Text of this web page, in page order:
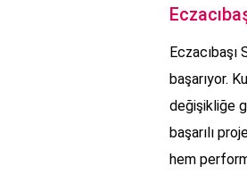
başarıyor.
değişikliğe
başarılı
hem